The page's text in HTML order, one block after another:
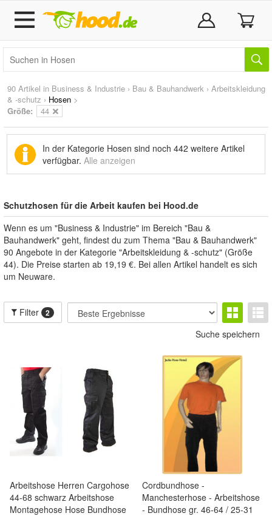
90 Artikel in Business & Industrie › Bau & Bauhandwerk › Arbeitskleidung
& -schutz › Hosen >
Größe:
44
In der Kategorie Hosen sind noch 442 weitere Artikel
verfügbar. Alle anzeigen
Schutzhosen für die Arbeit kaufen bei Hood.de
Wenn es um "Business & Industrie" im Bereich "Bau &
Bauhandwerk" geht, findest du zum Thema "Bau & Bauhandwerk"
90 Angebote in der Kategorie "Arbeitskleidung & -schutz" (Größe
44). Die Preise starten ab 19,19 €. Bei allen Artikel handelt es sich
um Neuware.
Filter 2
Suche speichern
Arbeitshose Herren Cargohose
44-68 schwarz Arbeitshose
Montagehose Hose Bundhose
Cordbundhose -
Manchesterhose - Arbeitshose
- Bundhose gr. 46-64 / 25-31